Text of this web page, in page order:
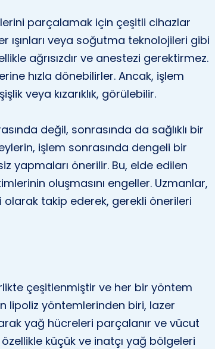
parçalamak için çeşitli cihazlar
ışınları veya soğutma teknolojileri gibi
ağrısızdır ve anestezi gerektirmez.
hızla dönebilirler. Ancak, işlem
veya kızarıklık, görülebilir.
değil, sonrasında da sağlıklı bir
işlem sonrasında dengeli bir
yapmaları önerilir. Bu, elde edilen
oluşmasını engeller. Uzmanlar,
takip ederek, gerekli önerileri
çeşitlenmiştir ve her bir yöntem
lipoliz yöntemlerinden biri, lazer
yağ hücreleri parçalanır ve vücut
küçük ve inatçı yağ bölgeleri